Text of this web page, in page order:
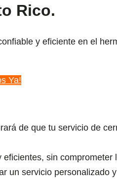
Rico.
y eficiente en el
Ya!
de que tu servicio de
sin comprometer
un servicio personalizado